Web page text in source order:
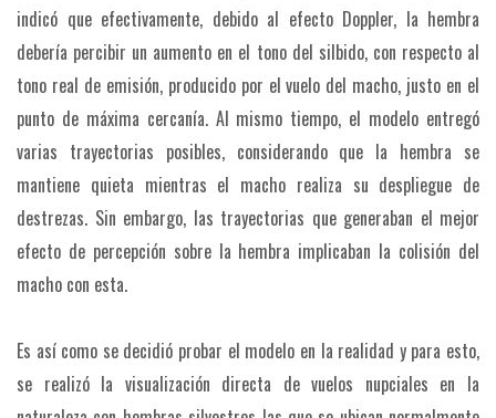
indicó que efectivamente, debido al efecto Doppler, la hembra
debería percibir un aumento en el tono del silbido, con respecto al
tono real de emisión, producido por el vuelo del macho, justo en el
punto de máxima cercanía. Al mismo tiempo, el modelo entregó
varias trayectorias posibles, considerando que la hembra se
mantiene quieta mientras el macho realiza su despliegue de
destrezas. Sin embargo, las trayectorias que generaban el mejor
efecto de percepción sobre la hembra implicaban la colisión del
macho con esta.
Es así como se decidió probar el modelo en la realidad y para esto,
se realizó la visualización directa de vuelos nupciales en la